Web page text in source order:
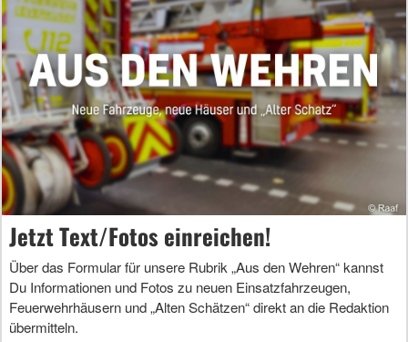
Jetzt Text/Fotos einreichen!
Über das Formular für unsere Rubrik „Aus den Wehren“ kannst
Du Informationen und Fotos zu neuen Einsatzfahrzeugen,
Feuerwehrhäusern und „Alten Schätzen“ direkt an die Redaktion
übermitteln.